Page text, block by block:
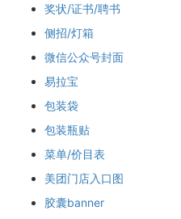
奖状/证书/聘书
侧招/灯箱
微信公众号封面
易拉宝
包装袋
包装瓶贴
菜单/价目表
美团门店入口图
胶囊banner